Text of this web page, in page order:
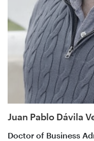
Juan Pablo Dávila
Doctor of Business